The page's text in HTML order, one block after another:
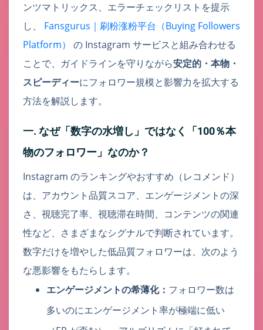
ンツマトリックス、エラーチェックリストを提示
し、 Fansgurus｜刷粉涨粉平台（Buying Followers
Platform）
の Instagram サービスと組み合わせる
ことで、ガイドラインを守りながら安定的・本物・
スピーディーにフォロワー規模と影響力を拡大する
方法を解説します。
一. なぜ「数字の水増し」ではなく「100％本
物のフォロワー」なのか？
Instagram のランキングやおすすめ（レコメンド）
は、アカウント品質スコア、エンゲージメントの深
さ、視聴完了率、視聴滞在時間、コンテンツの関連
性など、さまざまなシグナルで判断されています。
数字だけを増やした低品質フォロワーは、次のよう
な悪影響をもたらします。
エンゲージメントの希薄化： フォロワー数は
多いのにエンゲージメント率が極端に低い